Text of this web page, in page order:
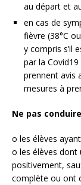
au départ et
en cas de
fièvre (38°C
y compris s’il
par la
prennent avis
mesures à
Ne pas
o les élèves
o les élèves
positivement,
complète ou ont